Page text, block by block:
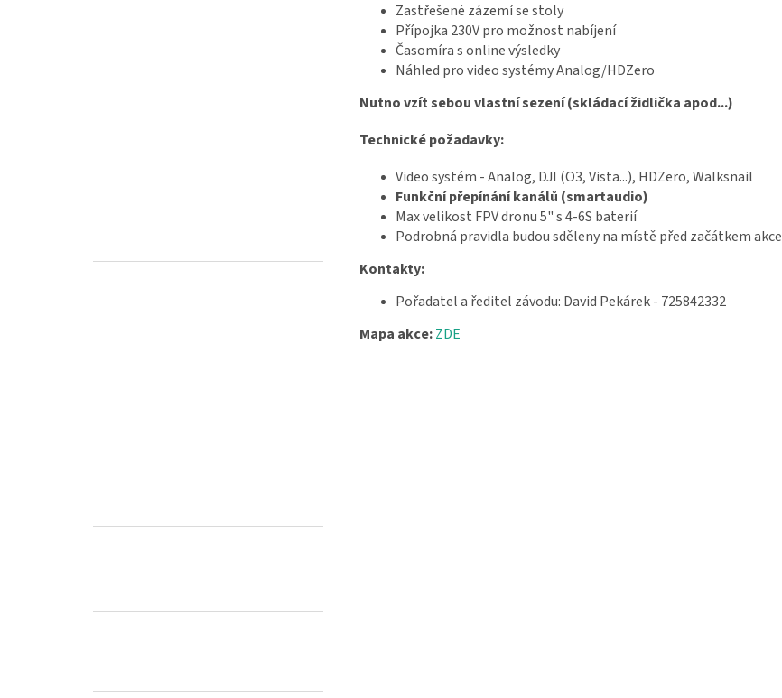
Zastřešené zázemí se stoly
Přípojka 230V pro možnost nabíjení
Časomíra s online výsledky
Náhled pro video systémy Analog/HDZero
Nutno vzít sebou vlastní sezení (skládací židlička apod...)
Technické požadavky:
Video systém - Analog, DJI (O3, Vista...), HDZero, Walksnail
Funkční přepínání kanálů (smartaudio)
Max velikost FPV dronu 5" s 4-6S baterií
Podrobná pravidla budou sděleny na místě před začátkem akce
Kontakty:
Pořadatel a ředitel závodu: David Pekárek - 725842332
Mapa akce:ZDE